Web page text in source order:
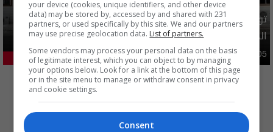
توضيح رسمي بشأن إلغاء شمول فئات من المستفيدين بإعانة
الحماية الاجتماعية
محليات 21.24% 05:43 | 2026-08-05
المزيد
your device (cookies, unique identifiers, and other device
data) may be stored by, accessed by and shared with 231
partners, or used specifically by this site. We and our partners
may use precise geolocation data. List of partners.
Some vendors may process your personal data on the basis
of legitimate interest, which you can object to by managing
your options below. Look for a link at the bottom of this page
or in the site menu to manage or withdraw consent in privacy
and cookie settings.
Consent